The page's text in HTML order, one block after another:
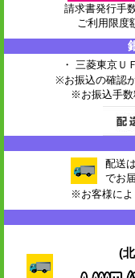
請求書発行手
ご利用限度
・ 三菱東京Ｕ
※お振込の確認
※お振込手数
配送
でお
※お客様によ
(